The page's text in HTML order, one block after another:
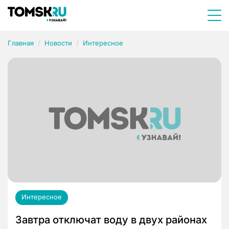
Главная Новости Интересное
Интересное
Завтра отключат воду в двух районах